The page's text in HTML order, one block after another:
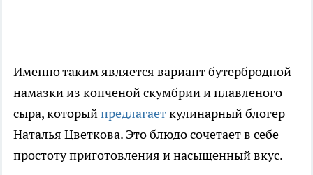
Именно таким является вариант бутербродной
намазки из копченой скумбрии и плавленого
сыра, которыйпредлагаеткулинарный блогер
Наталья Цветкова. Это блюдо сочетает в себе
простоту приготовления и насыщенный вкус.